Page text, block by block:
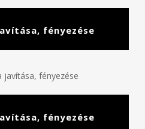
fényezése
fényezése